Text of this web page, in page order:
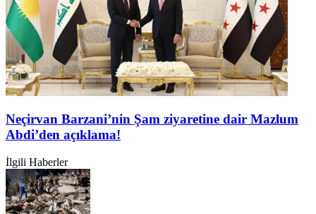
Neçirvan Barzani’nin Şam ziyaretine dair Mazlum
Abdi’den açıklama!
İlgili Haberler